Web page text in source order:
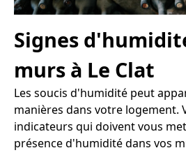
Signes
murs à Le Clat
Les soucis d'humidité peut
manières dans votre logement.
indicateurs qui doivent vous
présence d'humidité dans vos